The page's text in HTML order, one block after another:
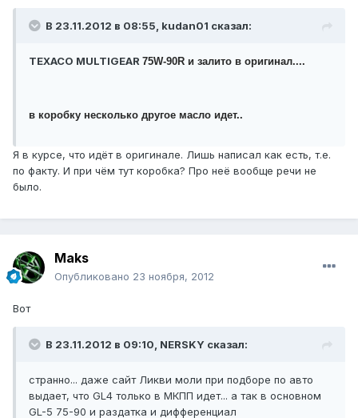
В 23.11.2012 в 08:55, kudan01 сказал:
TEXACO MULTIGEAR 75W-90R и залито в оригинал....
в коробку несколько другое масло идет..
Я в курсе, что идёт в оригинале. Лишь написал как есть, т.е.
по факту. И при чём тут коробка? Про неё вообще речи не
было.
Maks
Опубликовано 23 ноября, 2012
Вот
В 23.11.2012 в 09:10, NERSKY сказал:
странно... даже сайт Ликви моли при подборе по авто
выдает, что GL4 только в МКПП идет... а так в основном
GL-5 75-90 и раздатка и дифференциал